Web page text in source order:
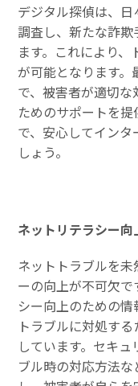
デジタル探偵は、
調査し、新たな詐
ます。これにより
が可能となります。
で、被害者が適切
ためのサポートを
で、安心してイン
しょう。
ネットリテラシー
ネットトラブルを
ーの向上が不可欠
シー向上のための
トラブルに対処す
しています。セキ
ブル時の対応方法